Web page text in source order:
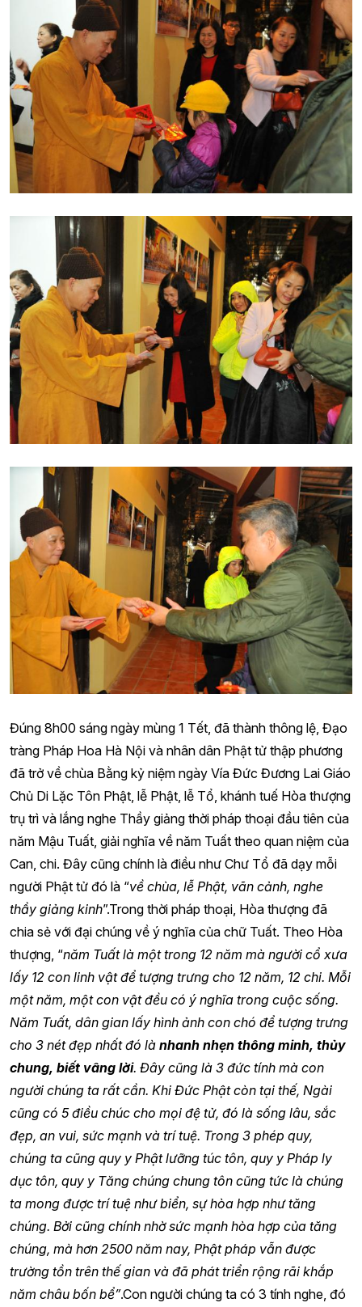
Đúng 8h00 sáng ngày mùng 1 Tết, đã thành thông lệ, Đạo
tràng Pháp Hoa Hà Nội và nhân dân Phật tử thập phương
đã trở về chùa Bằng kỷ niệm ngày Vía Đức Đương Lai Giáo
Chủ Di Lặc Tôn Phật, lễ Phật, lễ Tổ, khánh tuế Hòa thượng
trụ trì và lắng nghe Thầy giảng thời pháp thoại đầu tiên của
năm Mậu Tuất, giải nghĩa về năm Tuất theo quan niệm của
Can, chi. Đây cũng chính là điều như Chư Tổ đã dạy mỗi
người Phật tử đó là “về chùa, lễ Phật, vãn cảnh, nghe
thầy giảng kinh”.Trong thời pháp thoại, Hòa thượng đã
chia sẻ với đại chúng về ý nghĩa của chữ Tuất. Theo Hòa
thượng, “năm Tuất là một trong 12 năm mà người cổ xưa
lấy 12 con linh vật để tượng trưng cho 12 năm, 12 chi. Mỗi
một năm, một con vật đều có ý nghĩa trong cuộc sống.
Năm Tuất, dân gian lấy hình ảnh con chó để tượng trưng
cho 3 nét đẹp nhất đó là nhanh nhẹn thông minh, thủy
chung, biết vâng lời. Đây cũng là 3 đức tính mà con
người chúng ta rất cần. Khi Đức Phật còn tại thế, Ngài
cũng có 5 điều chúc cho mọi đệ tử, đó là sống lâu, sắc
đẹp, an vui, sức mạnh và trí tuệ. Trong 3 phép quy,
chúng ta cũng quy y Phật lưỡng túc tôn, quy y Pháp ly
dục tôn, quy y Tăng chúng chung tôn cũng tức là chúng
ta mong được trí tuệ như biển, sự hòa hợp như tăng
chúng. Bởi cũng chính nhờ sức mạnh hòa hợp của tăng
chúng, mà hơn 2500 năm nay, Phật pháp vẫn được
trường tồn trên thế gian và đã phát triển rộng rãi khắp
năm châu bốn bể”.Con người chúng ta có 3 tính nghe, đó